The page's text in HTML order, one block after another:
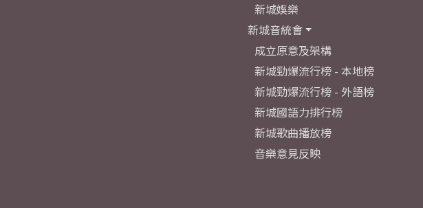
新城娛樂
新城音統會
成立原意及架構
新城勁爆流行榜 - 本地榜
新城勁爆流行榜 - 外語榜
新城國語力排行榜
新城歌曲播放榜
音樂意見反映